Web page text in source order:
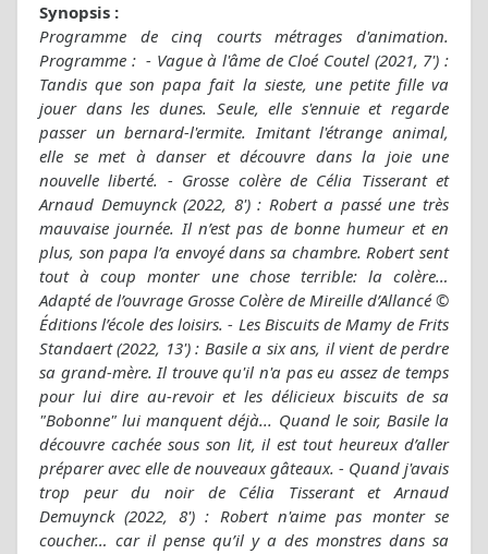
Synopsis :
Programme de cinq courts métrages d'animation.
Programme : - Vague à l'âme de Cloé Coutel (2021, 7') :
Tandis que son papa fait la sieste, une petite fille va
jouer dans les dunes. Seule, elle s'ennuie et regarde
passer un bernard-l'ermite. Imitant l'étrange animal,
elle se met à danser et découvre dans la joie une
nouvelle liberté. - Grosse colère de Célia Tisserant et
Arnaud Demuynck (2022, 8') : Robert a passé une très
mauvaise journée. Il n’est pas de bonne humeur et en
plus, son papa l’a envoyé dans sa chambre. Robert sent
tout à coup monter une chose terrible: la colère…
Adapté de l’ouvrage Grosse Colère de Mireille d’Allancé ©
Éditions l’école des loisirs. - Les Biscuits de Mamy de Frits
Standaert (2022, 13') : Basile a six ans, il vient de perdre
sa grand-mère. Il trouve qu'il n'a pas eu assez de temps
pour lui dire au-revoir et les délicieux biscuits de sa
"Bobonne" lui manquent déjà... Quand le soir, Basile la
découvre cachée sous son lit, il est tout heureux d’aller
préparer avec elle de nouveaux gâteaux. - Quand j'avais
trop peur du noir de Célia Tisserant et Arnaud
Demuynck (2022, 8') : Robert n'aime pas monter se
coucher… car il pense qu’il y a des monstres dans sa